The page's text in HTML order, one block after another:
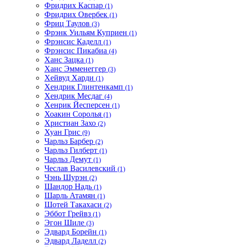
Фридрих Каспар (1)
Фридрих Овербек (1)
Фриц Таулов (3)
Фрэнк Уильям Куприен (1)
Фрэнсис Каделл (1)
Фрэнсис Пикабиа (4)
Ханс Зацка (1)
Ханс Эмменеггер (3)
Хейвуд Харди (1)
Хендрик Глинтенкамп (1)
Хендрик Месдаг (4)
Хенрик Йесперсен (1)
Хоакин Соролья (1)
Христиан Захо (2)
Хуан Грис (9)
Чарльз Барбер (2)
Чарльз Гилберт (1)
Чарльз Демут (1)
Чеслав Василевский (1)
Чэнь Шурэн (2)
Шандор Надь (1)
Шарль Атамян (1)
Шотей Такахаси (2)
Эббот Грейвз (1)
Эгон Шиле (3)
Эдвард Борейн (1)
Эдвард Ладелл (2)